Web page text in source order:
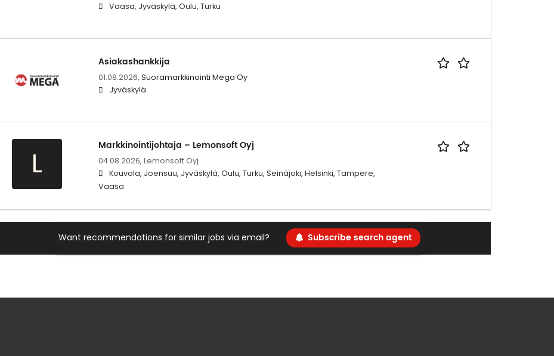
Vaasa, Jyväskylä, Oulu, Turku
Asiakashankkija
01.08.2026, Suoramarkkinointi Mega Oy
Jyväskylä
L
Markkinointijohtaja – Lemonsoft Oyj
04.08.2026, Lemonsoft Oyj
Kouvola, Joensuu, Jyväskylä, Oulu, Turku, Seinäjoki, Helsinki, Tampere,
Vaasa
Want recommendations for similar jobs via email? Subscribe search agent